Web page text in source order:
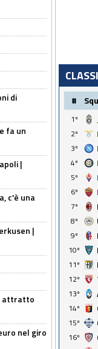
di
fa un
|
c'è una
|
attratto
nel giro
#
1º
2º
3º
4º
5º
6º
7º
8º
9º
10º
11º
12º
13º
14º
15º
16º